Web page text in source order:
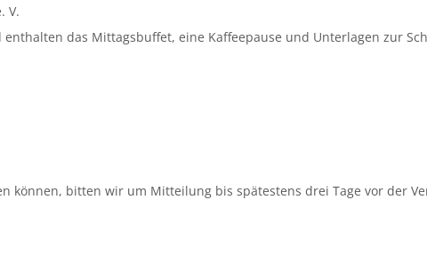
V.
das Mittagsbuffet, eine Kaffeepause und Unterlagen zur
können, bitten wir um Mitteilung bis spätestens drei Tage vor der